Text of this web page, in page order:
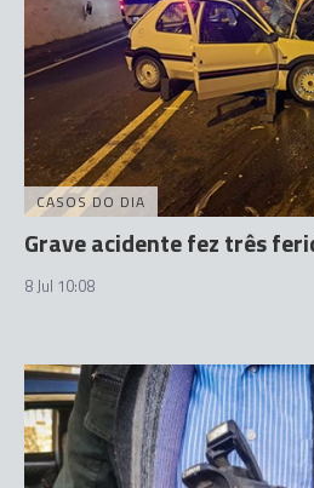
CASOS DO DIA
Grave acidente fez três
8 Jul 10:08